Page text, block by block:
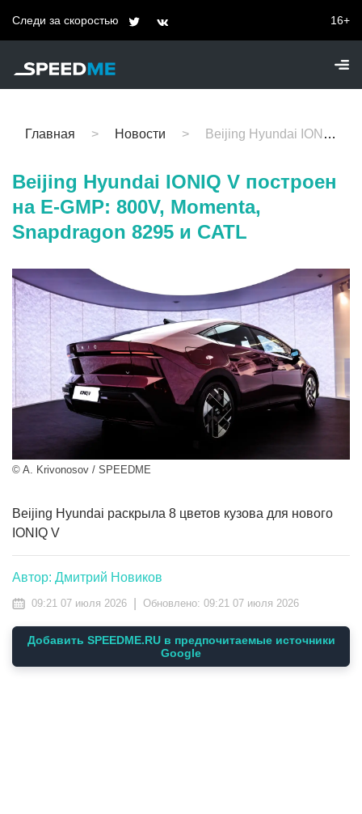
Следи за скоростью 16+
Главная Новости Beijing Hyundai IONIQ V построен на E-GMP: 800V, Momenta, Snapdragon 8295 и CATL
Beijing Hyundai IONIQ V построен
на E-GMP: 800V, Momenta,
Snapdragon 8295 и CATL
© A. Krivonosov / SPEEDME
Beijing Hyundai раскрыла 8 цветов кузова для нового
IONIQ V
Автор: Дмитрий Новиков
09:21 07 июля 2026 Обновлено: 09:21 07 июля 2026
Добавить SPEEDME.RU в предпочитаемые источники
Google